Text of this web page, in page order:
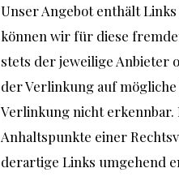
Unser Angebot enthält
können wir für diese
stets der jeweilige Anbieter
der Verlinkung auf
Verlinkung nicht
Anhaltspunkte einer
derartige Links umgehend